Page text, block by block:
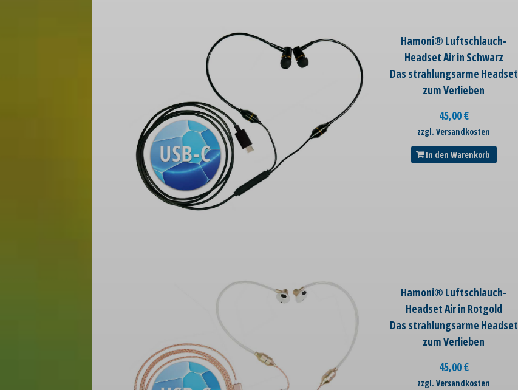
Hamoni® Luftschlauch-
Headset Air in Schwarz
Das strahlungsarme Headset
zum Verlieben
45,00€
zzgl. Versandkosten
In den Warenkorb
Hamoni® Luftschlauch-
Headset Air in Rotgold
Das strahlungsarme Headset
zum Verlieben
45,00€
zzgl. Versandkosten